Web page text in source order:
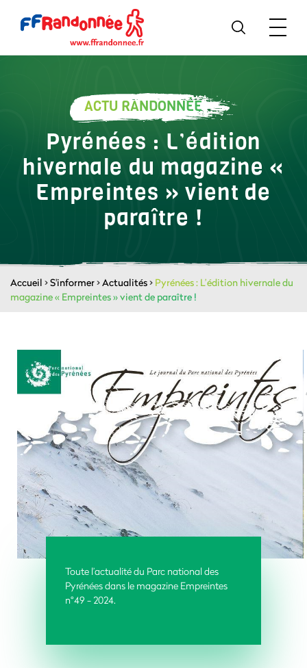
ACTU RANDONNÉE
Pyrénées : L’édition
hivernale du magazine «
Empreintes » vient de
paraître !
Accueil >S'informer>Actualités> Pyrénées : L’édition hivernale du
magazine « Empreintes » vient de paraître !
Toute l’actualité du Parc national des
Pyrénées dans le magazine Empreintes
n°49 - 2024.